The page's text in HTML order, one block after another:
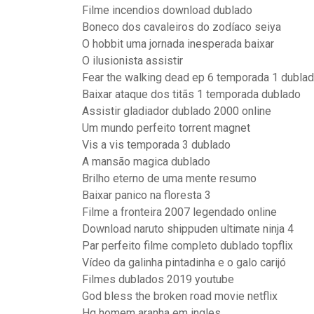
Filme incendios download dublado
Boneco dos cavaleiros do zodíaco seiya
O hobbit uma jornada inesperada baixar
O ilusionista assistir
Fear the walking dead ep 6 temporada 1
Baixar ataque dos titãs 1 temporada dublado
Assistir gladiador dublado 2000 online
Um mundo perfeito torrent magnet
Vis a vis temporada 3 dublado
A mansão magica dublado
Brilho eterno de uma mente resumo
Baixar panico na floresta 3
Filme a fronteira 2007 legendado online
Download naruto shippuden ultimate ninja 4
Par perfeito filme completo dublado topflix
Vídeo da galinha pintadinha e o galo carijó
Filmes dublados 2019 youtube
God bless the broken road movie netflix